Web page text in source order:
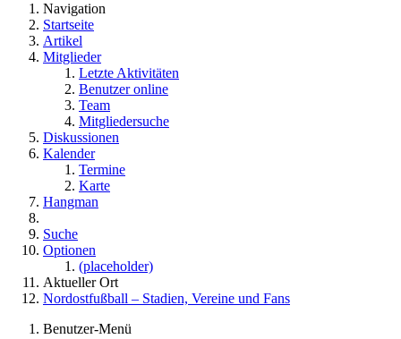
Navigation
Startseite
Artikel
Mitglieder
Letzte Aktivitäten
Benutzer online
Team
Mitgliedersuche
Diskussionen
Kalender
Termine
Karte
Hangman
Suche
Optionen
(placeholder)
Aktueller Ort
Nordostfußball – Stadien, Vereine und Fans
Benutzer-Menü